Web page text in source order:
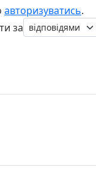
авторизуватись.
за